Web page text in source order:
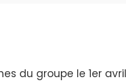
du groupe le 1er